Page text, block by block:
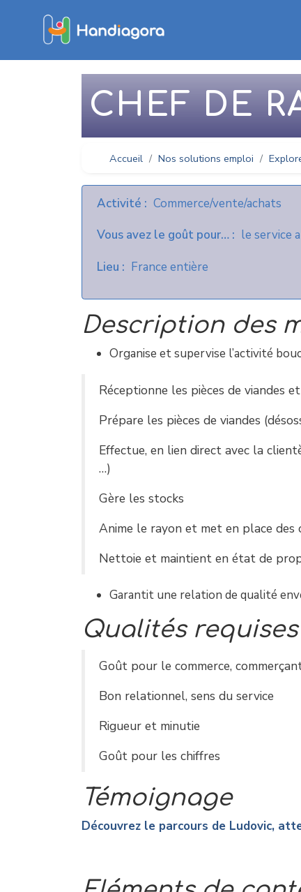
CHEF DE
Accueil Nos solutions emploi
Activité
Commerce/vente/achats
Vous avez le goût pour…
le service
Lieu
France entière
Description des
Organise et supervise l’activité
Réceptionne les pièces de viandes
Prépare les pièces de viandes
Effectue, en lien direct avec la
…)
Gère les stocks
Anime le rayon et met en place des
Nettoie et maintient en état de
Garantit une relation de qualité
Qualités requises
Goût pour le commerce,
Bon relationnel, sens du service
Rigueur et minutie
Goût pour les chiffres
Témoignage
Découvrez le parcours de Ludovic,